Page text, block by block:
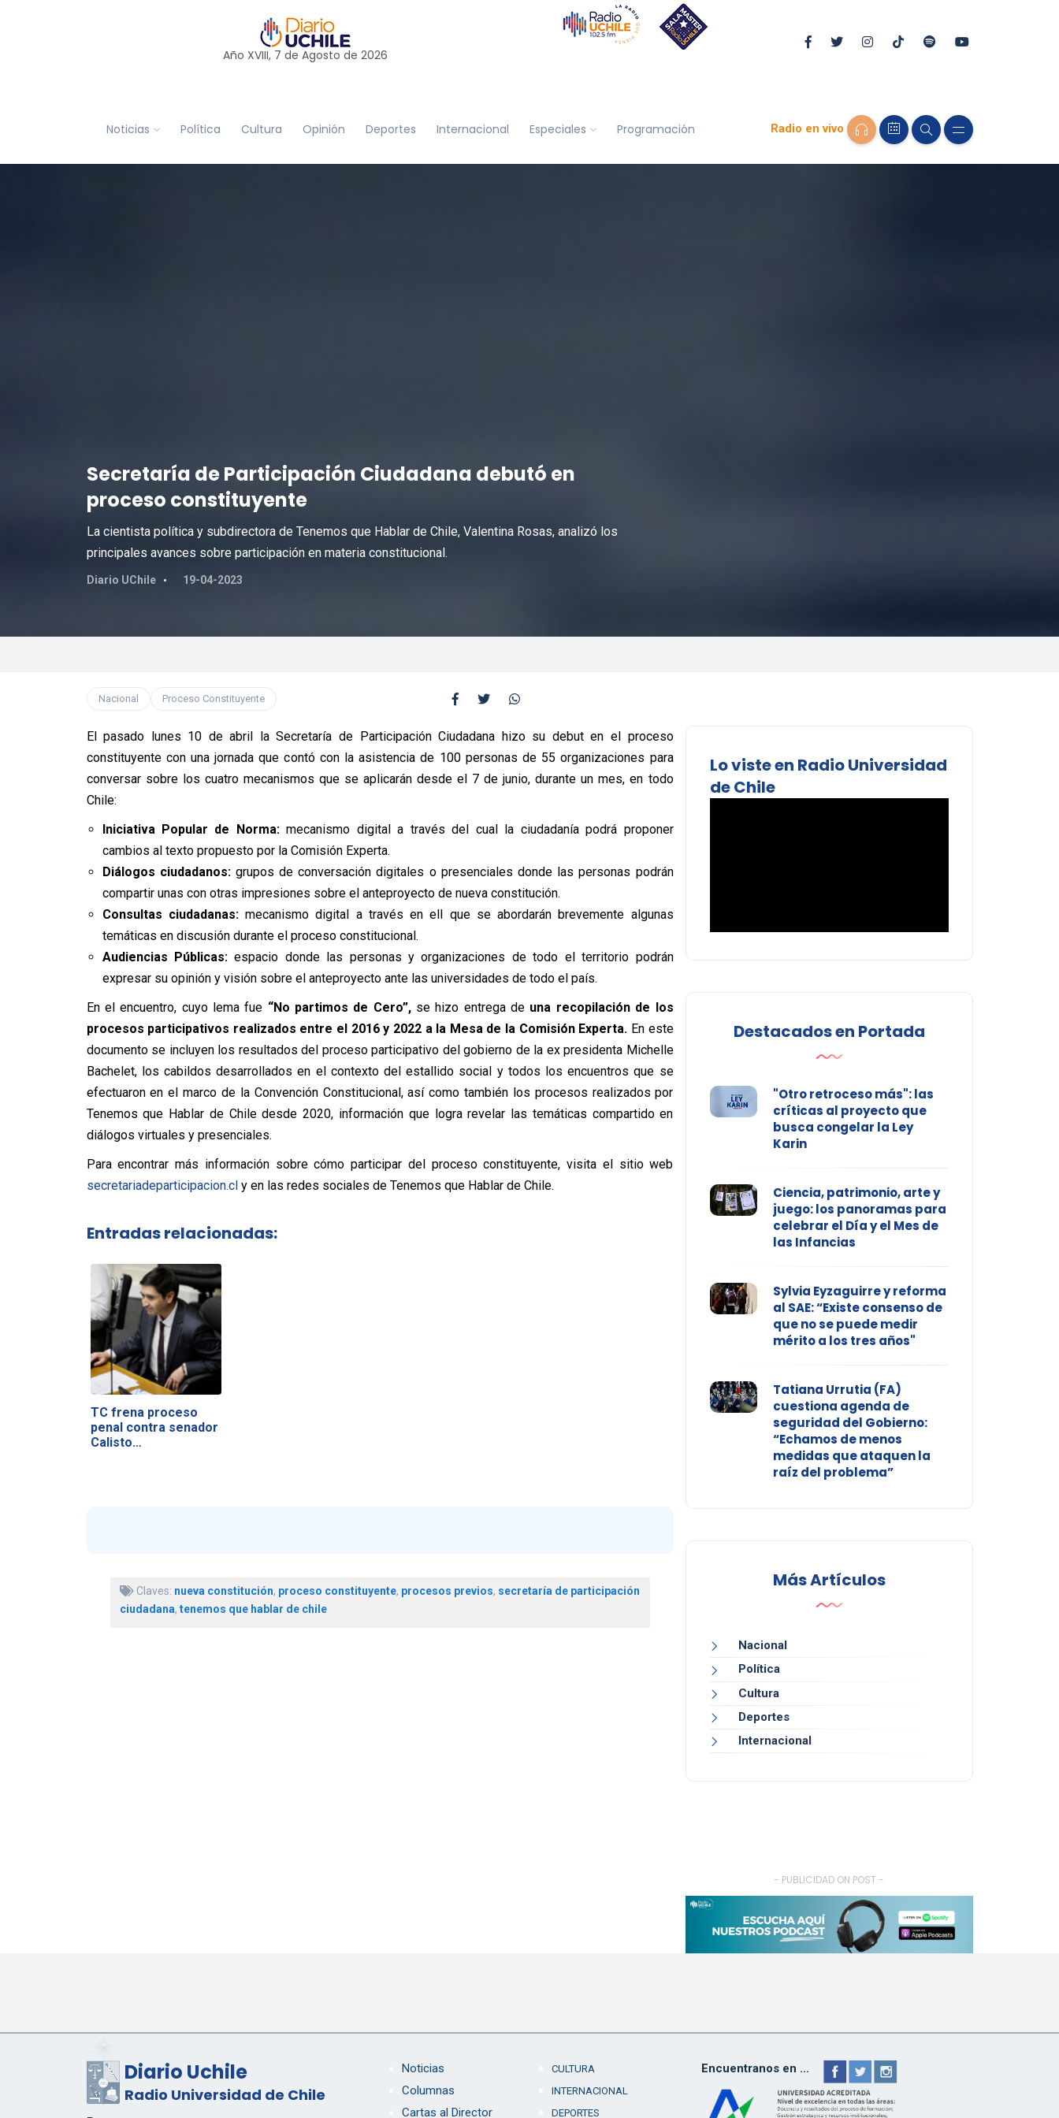
Año XVIII, 7 de Agosto de 2026
Noticias Política Cultura Opinión Deportes Internacional Especiales Programación Radio en vivo
Secretaría de Participación Ciudadana debutó en
proceso constituyente
La cientista política y subdirectora de Tenemos que Hablar de Chile, Valentina Rosas, analizó los
principales avances sobre participación en materia constitucional.
Diario UChile 19-04-2023
Nacional Proceso Constituyente
El pasado lunes 10 de abril la Secretaría de Participación Ciudadana hizo su debut en el proceso
constituyente con una jornada que contó con la asistencia de 100 personas de 55 organizaciones para
conversar sobre los cuatro mecanismos que se aplicarán desde el 7 de junio, durante un mes, en todo
Chile:
Iniciativa Popular de Norma:mecanismo digital a través del cual la ciudadanía podrá proponer
cambios al texto propuesto por la Comisión Experta.
Diálogos ciudadanos:grupos de conversación digitales o presenciales donde las personas podrán
compartir unas con otras impresiones sobre el anteproyecto de nueva constitución.
Consultas ciudadanas:mecanismo digital a través en ell que se abordarán brevemente algunas
temáticas en discusión durante el proceso constitucional.
Audiencias Públicas:espacio donde las personas y organizaciones de todo el territorio podrán
expresar su opinión y visión sobre el anteproyecto ante las universidades de todo el país.
En el encuentro, cuyo lema fue “No partimos de Cero”,se hizo entrega de una recopilación de los
procesos participativos realizados entre el 2016 y 2022 a la Mesa de la Comisión Experta. En este
documento se incluyen los resultados del proceso participativo del gobierno de la ex presidenta Michelle
Bachelet, los cabildos desarrollados en el contexto del estallido social y todos los encuentros que se
efectuaron en el marco de la Convención Constitucional, así como también los procesos realizados por
Tenemos que Hablar de Chile desde 2020, información que logra revelar las temáticas compartido en
diálogos virtuales y presenciales.
Para encontrar más información sobre cómo participar del proceso constituyente, visita el sitio web
secretariadeparticipacion.cly en las redes sociales de Tenemos que Hablar de Chile.
Entradas relacionadas:
TC frena proceso
penal contra senador
Calisto…
Claves: nueva constitución, proceso constituyente, procesos previos, secretaría de participación
ciudadana, tenemos que hablar de chile
Lo viste en Radio Universidad
de Chile
Destacados en Portada
"Otro retroceso más": las
críticas al proyecto que
busca congelar la Ley
Karin
Ciencia, patrimonio, arte y
juego: los panoramas para
celebrar el Día y el Mes de
las Infancias
Sylvia Eyzaguirre y reforma
al SAE: “Existe consenso de
que no se puede medir
mérito a los tres años"
Tatiana Urrutia (FA)
cuestiona agenda de
seguridad del Gobierno:
“Echamos de menos
medidas que ataquen la
raíz del problema”
Más Artículos
Nacional
Política
Cultura
Deportes
Internacional
- PUBLICIDAD ON POST -
Diario Uchile
Radio Universidad de Chile
Noticias
Columnas
Cartas al Director
CULTURA
INTERNACIONAL
DEPORTES
Encuentranos en ...